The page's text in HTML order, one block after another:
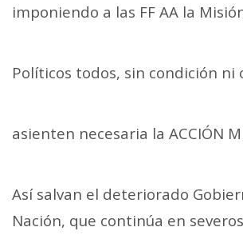
imponiendo a las FF AA la
Políticos todos, sin condición ni
asienten necesaria la ACCIÓN
Así salvan el deteriorado
Nación, que continúa en